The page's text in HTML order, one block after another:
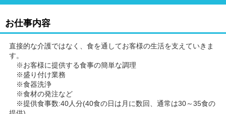
お仕事内容
直接的な介護ではなく、食を通してお客様の生活を支えていきま
す。
※お客様に提供する食事の簡単な調理
※盛り付け業務
※食器洗浄
※食材の発注など
※提供食事数:40人分(40食の日は月に数回、通常は30～35食の